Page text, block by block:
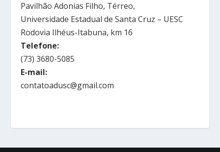
Pavilhão Adonias Filho, Térreo,
Universidade Estadual de Santa Cruz – UESC
Rodovia Ilhéus-Itabuna, km 16
Telefone:
(73) 3680-5085
E-mail:
contatoadusc@gmail.com